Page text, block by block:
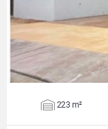
223 m²